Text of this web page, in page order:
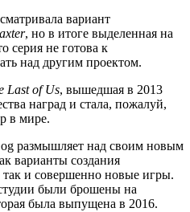
вариант
, но в итоге выделенная на
серия не готова к
над другим проектом.
Last of Us, вышедшая в 2013
наград и стала, пожалуй,
в мире.
размышляет над своим новым
варианты создания
и совершенно новые игры.
были брошены на
была выпущена в 2016.